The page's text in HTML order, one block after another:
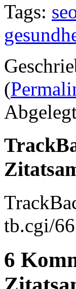
Tags:
(
tb.cgi/
6